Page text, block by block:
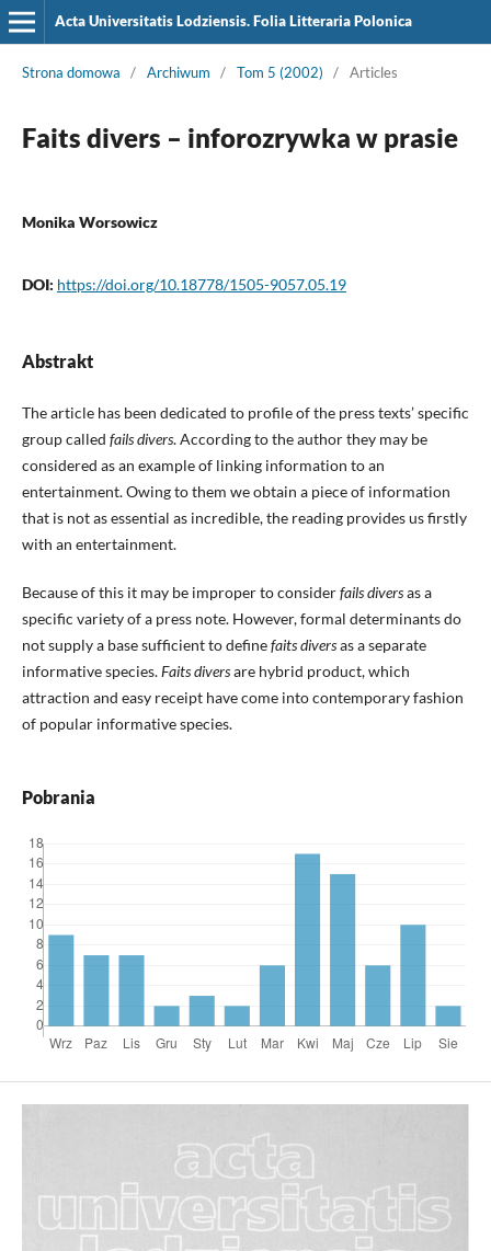
Acta Universitatis Lodziensis. Folia Litteraria Polonica
Strona domowa / Archiwum / Tom 5 (2002) / Articles
Faits divers – inforozrywka w prasie
Monika Worsowicz
DOI: https://doi.org/10.18778/1505-9057.05.19
Abstrakt
The article has been dedicated to profile of the press texts’ specific
group called fails divers. According to the author they may be
considered as an example of linking information to an
entertainment. Owing to them we obtain a piece of information
that is not as essential as incredible, the reading provides us firstly
with an entertainment.
Because of this it may be improper to considerfails diversas a
specific variety of a press note. However, formal determinants do
not supply a base sufficient to definefaits diversas a separate
informative species.Faits diversare hybrid product, which
attraction and easy receipt have come into contemporary fashion
of popular informative species.
Pobrania